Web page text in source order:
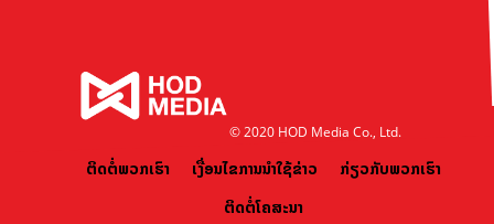
© 2020 HOD Media Co., Ltd.
ຕິດຕໍ່ພວກເຮົາ ເງື່ອນໄຂການນຳໃຊ້ຂ່າວ
ກ່ຽວກັບພວກເຮົາ
ຕິດຕໍ່ໂຄສະນາ